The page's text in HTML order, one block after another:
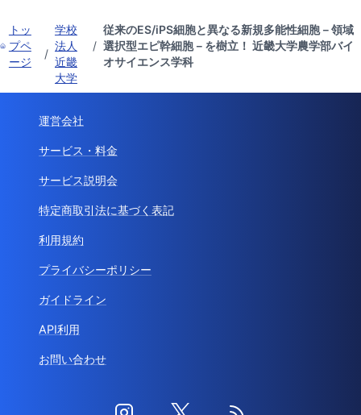
トッ
プペ
ージ
/
学校
法人
近畿
大学
/
従来のES/iPS細胞と異なる新規多能性細胞－領域
選択型エピ幹細胞－を樹立！ 近畿大学農学部バイ
オサイエンス学科
運営会社
サービス・料金
サービス説明会
特定商取引法に基づく表記
利用規約
プライバシーポリシー
ガイドライン
API利用
お問い合わせ